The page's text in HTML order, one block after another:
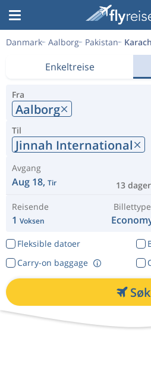
Danmark Aalborg Pakistan
Enkeltreise
Fra
Aalborg
Til
Jinnah International
Avgang
Aug 18, Tir 13 dager
Reisende
1 Voksen
Billettype
Fleksible datoer
Carry-on baggage
Søk